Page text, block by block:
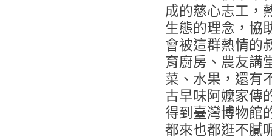
成的慈心志工，
生態的理念，協
會被這群熱情的
育廚房、農友講
菜、水果，還有
古早味阿嬤家傳
得到臺灣博物館
都來也都逛不膩